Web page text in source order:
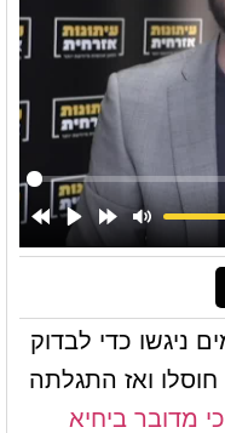
ניגשו כדי לבדוק
ואז התגלתה
מדובר ביחיא